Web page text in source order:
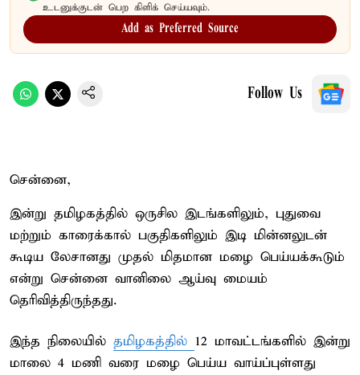
உடனுக்குடன் பெற கிளிக் செய்யவும்.
Add as Preferred Source
Follow Us
சென்னை,
இன்று தமிழகத்தில் ஒருசில இடங்களிலும், புதுவை
மற்றும் காரைக்கால் பகுதிகளிலும் இடி மின்னலுடன்
கூடிய லேசானது முதல் மிதமான மழை பெய்யக்கூடும்
என்று சென்னை வானிலை ஆய்வு மையம்
தெரிவித்திருந்தது.
இந்த நிலையில் தமிழகத்தில் 12 மாவட்டங்களில் இன்று
மாலை 4 மணி வரை மழை பெய்ய வாய்ப்புள்ளது